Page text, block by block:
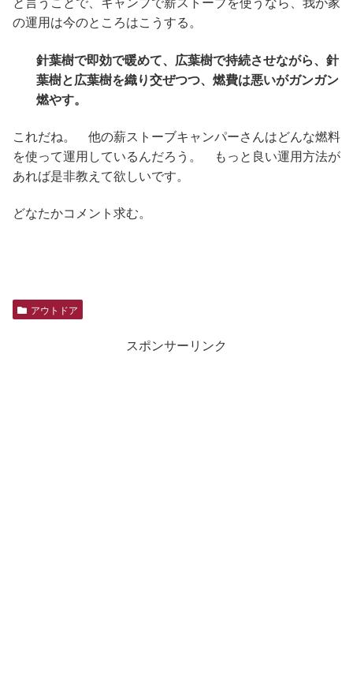
の運用は今のところはこうする。
針葉樹で即効で暖めて、広葉樹で持続させながら、針
葉樹と広葉樹を織り交ぜつつ、燃費は悪いがガンガン
燃やす。
これだね。 他の薪ストーブキャンパーさんはどんな燃料
を使って運用しているんだろう。 もっと良い運用方法が
あれば是非教えて欲しいです。
どなたかコメント求む。
アウトドア
スポンサーリンク